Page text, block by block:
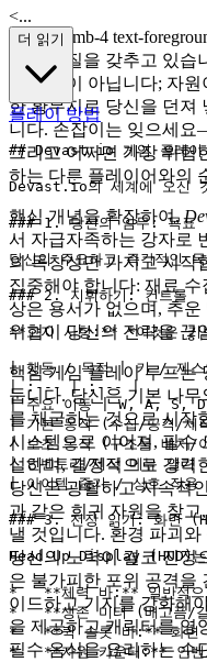
<...
p class="mb-4 text-
남을 자질을 갖추고 있습
인 경험이 아닙니다; 자
한 황무지로 당신을 던져
니다. 손잡이는 잊으세
그리고 어쩌면 가장 위험
하는 다른 플레이어와의
핵심 개념을 확장하여,
서 자급자족하는 강자로
의 독창성만 가지고 시작
집중해야 합니다: 재료 수
상은 용서가 없으며, 추
위협이 당신의 전략을 끊
핵심 게임 플레이 루프는
둡니다. 당신은 기본 나
를 채굴하는 것으로 시작
시스템으로 이어져, 필수
설하며, 결정적으로 강력
당신은 광활하고 지속적
과 같은 희귀 자원을 찾
낼 것입니다. 환경 파괴
당신의 노력이 결코 진정
은 불가피한 포위 공격을
이드하고 기지를 강화해
을 제공하고 캐릭터를 영
필수 음식을 요리하는 수
더 읽기
플레이 방법
## Devast io 게임 플레이
Devast.io의 세계에 오신
### 1. 당신의 임무: 목표
당신의 주요하고 즉각적인
### 2. 지휘하기: 컨트롤
**고지 사항:** *이것은 키
| 행동 / 목적 | 키 / 제
| :--- | :--- |
| 주요 이동 | W, A, S, D
| 기본 동작 (수집/공격/
| 보조 동작 (구조물 배치/
| 인벤토리/제작 메뉴
| 아이템 줍기 / 상호 작
### 3. 전장 읽기: 화면
Head-Up Display (HUD)는
*   **체력 바:** 일반적으로
*   **생존 미터 (배고픔/갈
*   **퀵 슬롯 바:** 화면 하
*   **자원 카운터:** 인벤토